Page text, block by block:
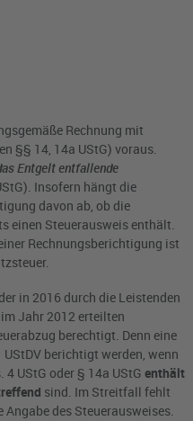
Rechnung mit
§§ 14, 14a UStG) voraus.
Entgelt entfallende
Insofern hängt die
davon ab, ob die
einen Steuerausweis enthält.
Rechnungsberichtigung ist
in 2016 durch die Leistenden
Jahr 2012 erteilten
berechtigt. Denn eine
berichtigt werden, wenn
4 UStG oder § 14a UStGenthält
sind. Im Streitfall fehlt
des Steuerausweises.